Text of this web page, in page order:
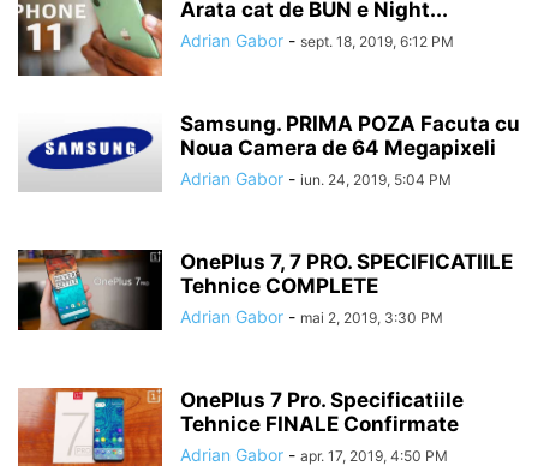
Arata cat de BUN e Night...
Adrian Gabor - sept. 18, 2019, 6:12 PM
Samsung. PRIMA POZA Facuta cu
Noua Camera de 64 Megapixeli
Adrian Gabor - iun. 24, 2019, 5:04 PM
OnePlus 7, 7 PRO. SPECIFICATIILE
Tehnice COMPLETE
Adrian Gabor - mai 2, 2019, 3:30 PM
OnePlus 7 Pro. Specificatiile
Tehnice FINALE Confirmate
Adrian Gabor - apr. 17, 2019, 4:50 PM